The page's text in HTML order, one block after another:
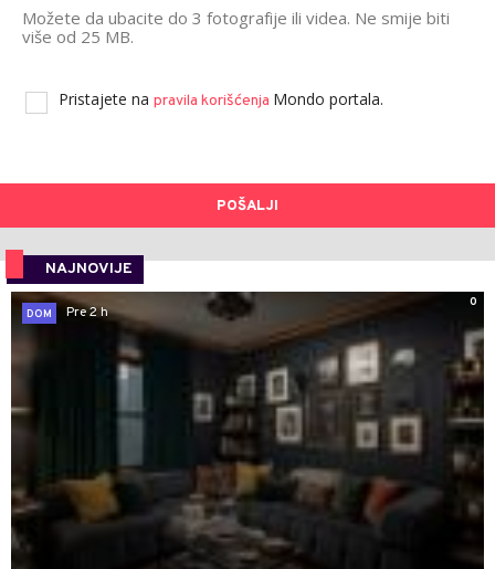
Možete da ubacite do 3 fotografije ili videa. Ne smije biti
više od 25 MB.
Pristajete na pravila korišćenja Mondo portala.
POŠALJI
NAJNOVIJE
0
DOM
Pre 2 h